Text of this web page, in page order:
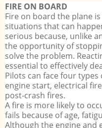
FIRE ON BOARD
Fire on board the plane
situations that can
serious because, unlike
the opportunity of
solve the problem.
essential to effectively
Pilots can face four
engine start, electrical
post-crash fires.
A fire is more likely to
fails because of age,
Although the engine and